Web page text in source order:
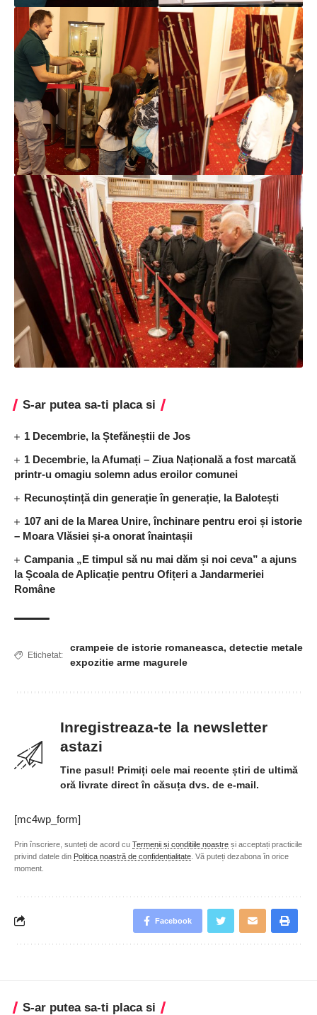
S-ar putea sa-ti placa si
1 Decembrie, la Ștefăneștii de Jos
1 Decembrie, la Afumați – Ziua Națională a fost marcată
printr-u omagiu solemn adus eroilor comunei
Recunoștință din generație în generație, la Balotești
107 ani de la Marea Unire, închinare pentru eroi și istorie
– Moara Vlăsiei și-a onorat înaintașii
Campania „E timpul să nu mai dăm și noi ceva” a ajuns
la Școala de Aplicație pentru Ofițeri a Jandarmeriei
Române
Etichetat:
crampeie de istorie romaneasca, detectie metale
expozitie arme magurele
Inregistreaza-te la newsletter
astazi
Tine pasul! Primiți cele mai recente știri de ultimă
oră livrate direct în căsuța dvs. de e-mail.
[mc4wp_form]
Prin înscriere, sunteți de acord cu Termenii și condițiile noastre și acceptați practicile
privind datele din Politica noastră de confidențialitate . Vă puteți dezabona în orice
moment.
Facebook
S-ar putea sa-ti placa si